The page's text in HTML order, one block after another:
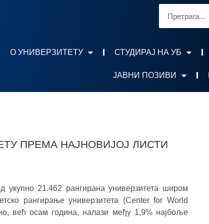
О УНИВЕРЗИТЕТУ СТУДИРАЈ НА УБ
ЈАВНИ ПОЗИВИ
ПРЕМА НАЈНОВИЈОЈ ЛИСТИ
укупно 21.462 рангирана универзитета широм
рангирање универзитета (Center for World
већ осам година, налази међу 1,9% најбоље